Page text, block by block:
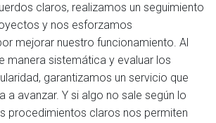
claros, realizamos un seguimiento
y nos esforzamos
mejorar nuestro funcionamiento. Al
manera sistemática y evaluar los
garantizamos un servicio que
a avanzar. Y si algo no sale según lo
procedimientos claros nos permiten